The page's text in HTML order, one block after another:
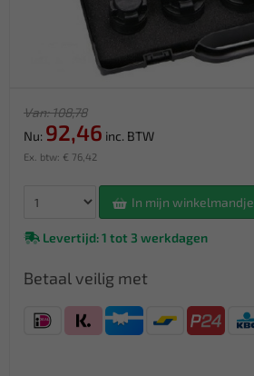
Van: 108,78
Nu: 92,46 inc. BTW
Ex. btw: € 76,42
In mijn winkelmandje
Levertijd: 1 tot 3 werkdagen
Betaal veilig met